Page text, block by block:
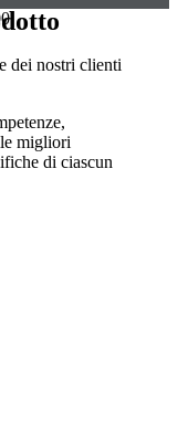
dei nostri clienti
migliori
di ciascun